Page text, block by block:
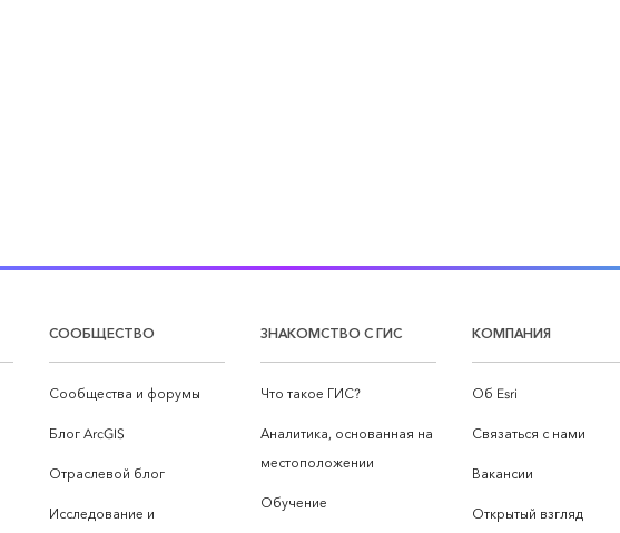
СООБЩЕСТВО
Сообщества и форумы
Блог ArcGIS
Отраслевой блог
Исследование и
ЗНАКОМСТВО С ГИС
Что такое ГИС?
Аналитика, основанная на
местоположении
Обучение
КОМПАНИЯ
Об Esri
Связаться с нами
Вакансии
Открытый взгляд